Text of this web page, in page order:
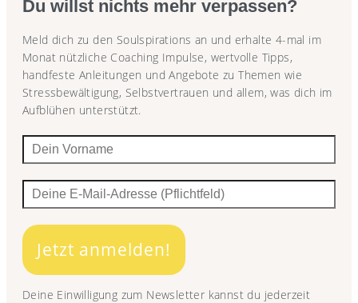
Du willst nichts mehr verpassen?
Meld dich zu den Soulspirations an und erhalte 4-mal im
Monat nützliche Coaching Impulse, wertvolle Tipps,
handfeste Anleitungen und Angebote zu Themen wie
Stressbewältigung, Selbstvertrauen und allem, was dich im
Aufblühen unterstützt.
Jetzt anmelden!
Deine Einwilligung zum Newsletter kannst du jederzeit